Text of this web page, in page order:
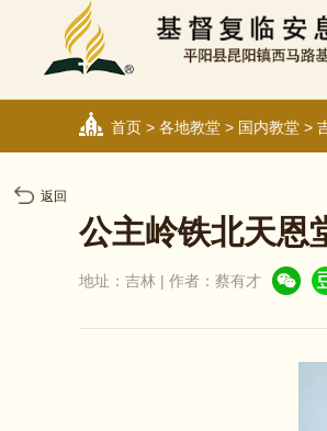
首页> 各地教堂> 国内教堂>
返回
公主岭铁北天恩
地址：吉林 | 作者：蔡有才